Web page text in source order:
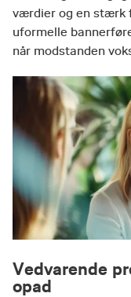
værdier og en stærk
uformelle
når modstanden
Vedvarende
opad